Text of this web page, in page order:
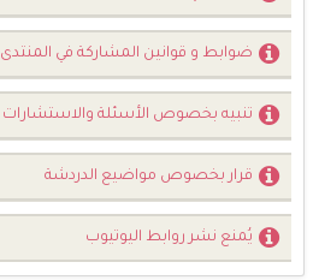
ضوابط و قوانين المشاركة في المنتدى
تنبيه بخصوص الأسئلة والاستشارات
قرار بخصوص مواضيع الدردشة
يُمنع نشر روابط اليوتيوب